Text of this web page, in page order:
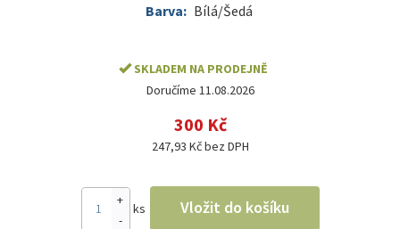
Barva: Bílá/Šedá
SKLADEM NA PRODEJNĚ
Doručíme 11.08.2026
300 Kč
247,93 Kč bez DPH
-
+
ks Vložit do košíku